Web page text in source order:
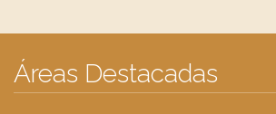
Áreas Destacadas